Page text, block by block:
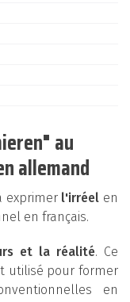
au
allemand
exprimer l'irréel en
en français.
et la réalité. Ce
utilisé pour former
en